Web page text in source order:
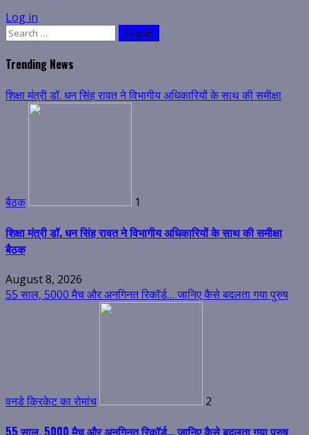
Log in
Search
Trending News
शिक्षा मंत्री डॉ. धन सिंह रावत ने विभागीय अधिकारियों के साथ की समीक्षा
बैठक 1
शिक्षा मंत्री डॉ. धन सिंह रावत ने विभागीय अधिकारियों के साथ की समीक्षा
बैठक
August 8, 2026
55 साल, 5000 मैच और अनगिनत रिकॉर्ड… जानिए कैसे बदलता गया पुरुष
वनडे क्रिकेट का रोमांच 2